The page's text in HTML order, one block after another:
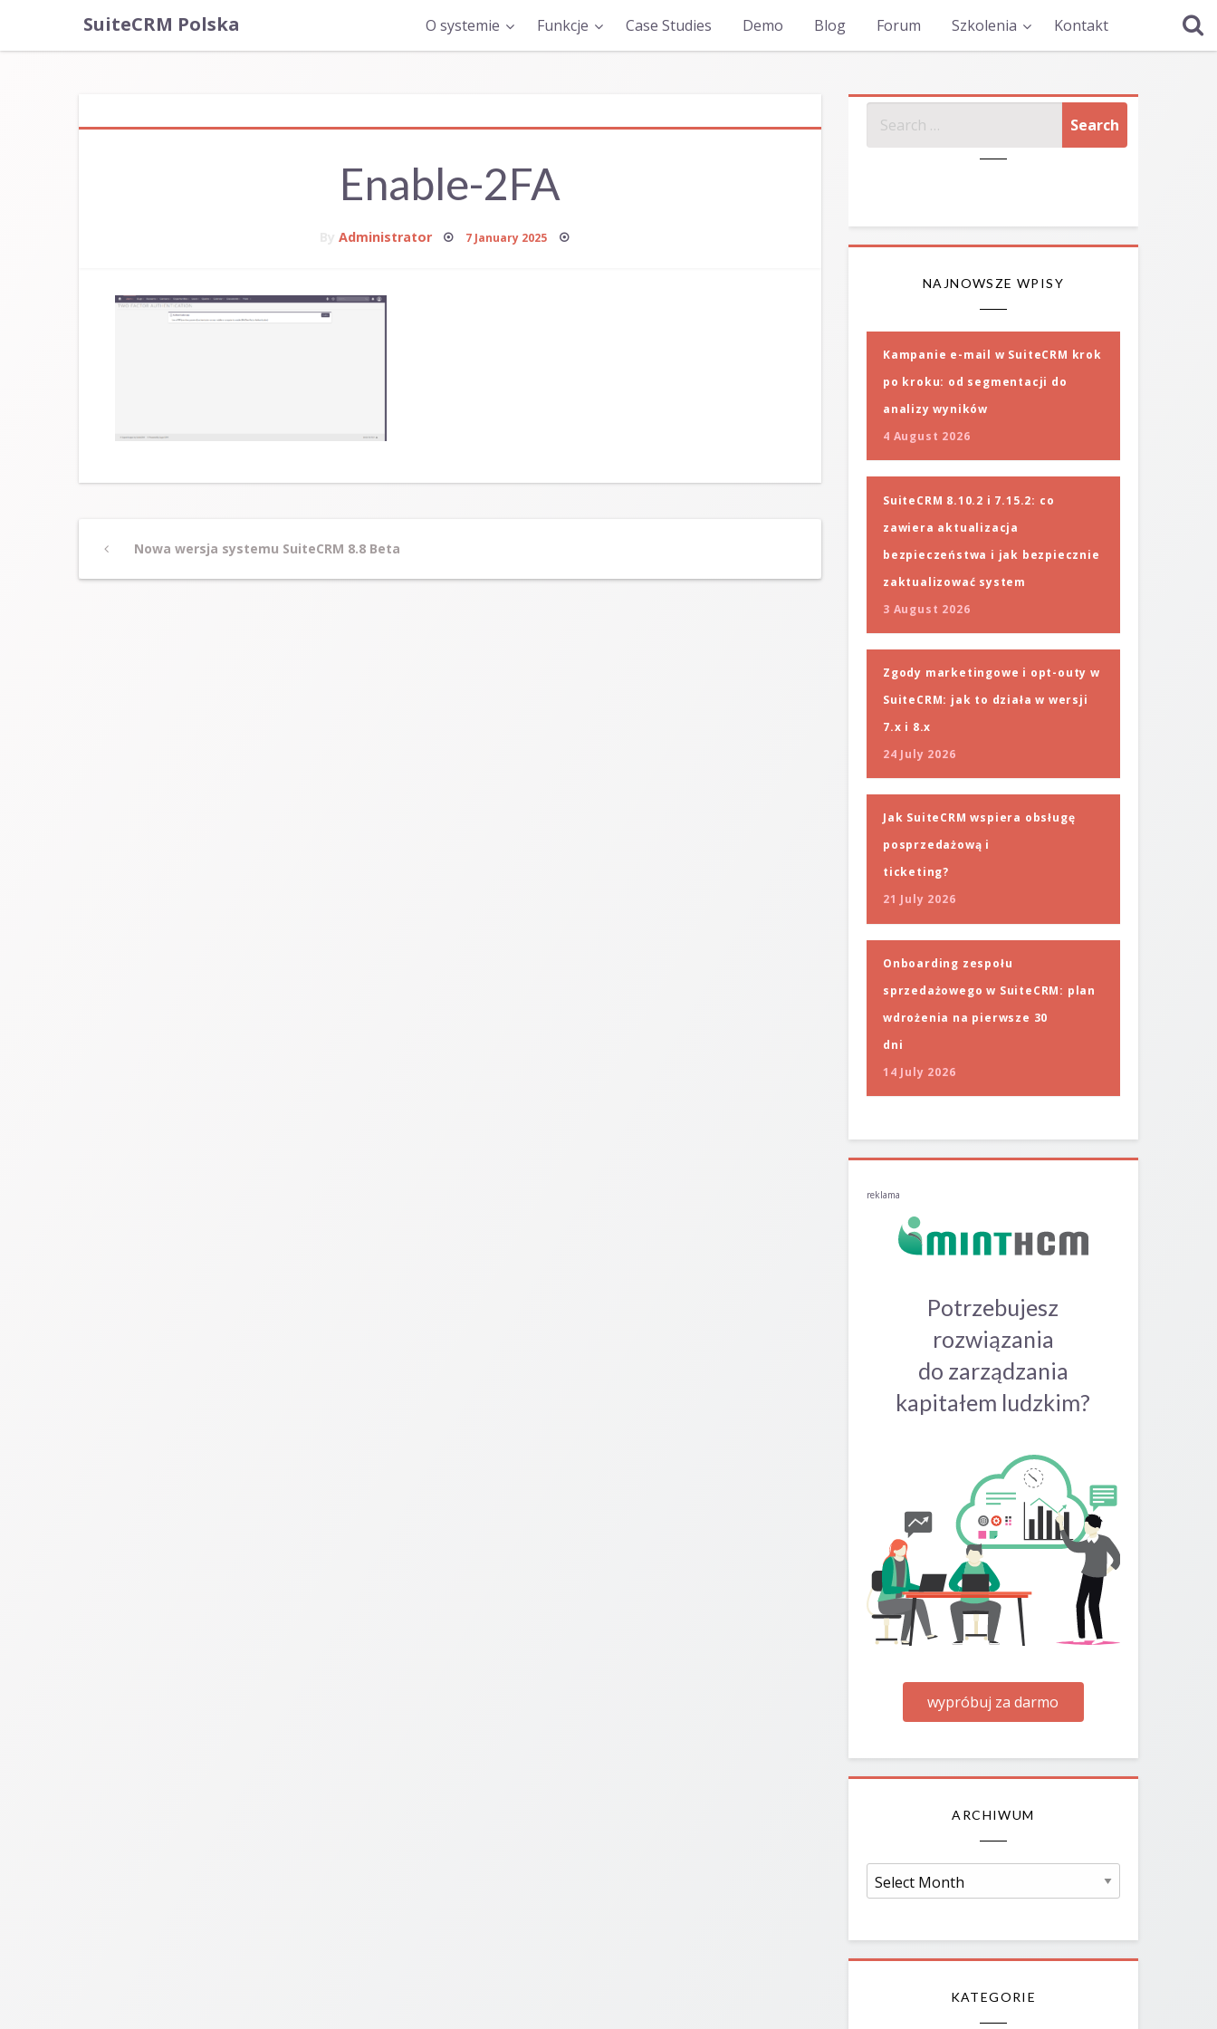
SuiteCRM Polska O systemie Funkcje Case Studies Demo Blog Forum Szkolenia Kontakt
Enable-2FA
Administrator Posted
on
7 January 2025
Post
navigation
PreviousNowa wersja systemu SuiteCRM 8.8 Beta
NAJNOWSZE WPISY
Kampanie e-mail w SuiteCRM krok
po kroku: od segmentacji do
analizy wyników
4 August 2026
SuiteCRM 8.10.2 i 7.15.2: co
zawiera aktualizacja
bezpieczeństwa i jak bezpiecznie
zaktualizować system
3 August 2026
Zgody marketingowe i opt-outy w
SuiteCRM: jak to działa w wersji
7.x i 8.x
24 July 2026
Jak SuiteCRM wspiera obsługę
posprzedażową i
ticketing?
21 July 2026
Onboarding zespołu
sprzedażowego w SuiteCRM: plan
wdrożenia na pierwsze 30
dni
14 July 2026
reklama
Potrzebujesz
rozwiązania
do zarządzania
kapitałem ludzkim?
wypróbuj za darmo
ARCHIWUM
Archiwum
KATEGORIE